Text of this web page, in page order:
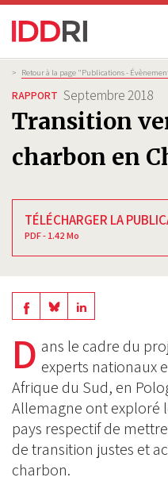
Aller
au
contenu
principal
Fil
d'Ariane
> Retour à la page "Publications -
RAPPORT Septembre 2018
Transition
charbon en
TÉLÉCHARGER LA
PDF - 1.42 Mo
Share
on
Facebook
Share
BlueSky
Share
Linkedin
D ans le cadre du
experts nationaux
Afrique du Sud, en
Allemagne ont exploré
pays respectif de
de transition justes et
charbon.